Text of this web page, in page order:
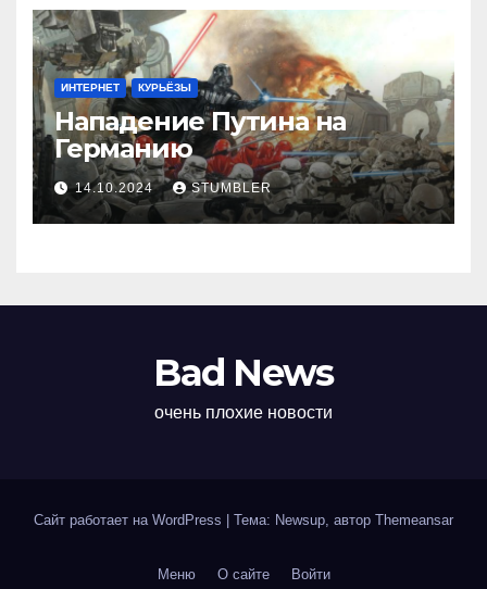
ИНТЕРНЕТ КУРЬЁЗЫ
Нападение Путина на
Германию
14.10.2024 STUMBLER
Bad News
очень плохие новости
Сайт работает на WordPress Тема: Newsup, автор Themeansar
Меню О сайте Войти